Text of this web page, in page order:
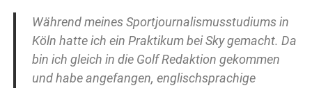
Während meines Sportjournalismusstudiums in
Köln hatte ich ein Praktikum bei Sky gemacht. Da
bin ich gleich in die Golf Redaktion gekommen
und habe angefangen, englischsprachige